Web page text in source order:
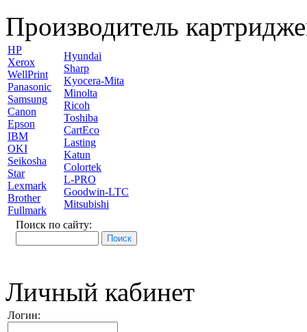
Производитель
HP
Xerox
WellPrint
Panasonic
Samsung
Canon
Epson
IBM
OKI
Seikosha
Star
Lexmark
Brother
Fullmark
Hyundai
Sharp
Kyocera-Mita
Minolta
Ricoh
Toshiba
CartEco
Lasting
Katun
Colortek
L-PRO
Goodwin-LTC
Mitsubishi
Поиск по сайту:
Личный кабинет
Логин: